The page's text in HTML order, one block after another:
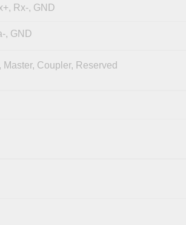
Rx-, GND
, GND
Master, Coupler, Reserved